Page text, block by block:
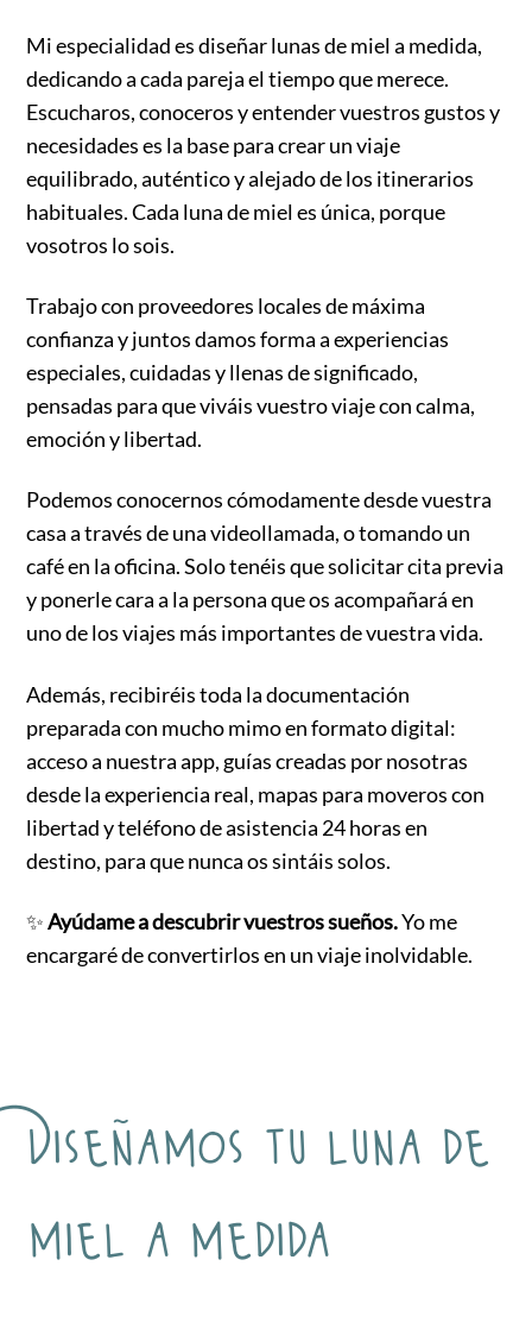
Mi especialidad es diseñar lunas de miel a medida,
dedicando a cada pareja el tiempo que merece.
Escucharos, conoceros y entender vuestros gustos y
necesidades es la base para crear un viaje
equilibrado, auténtico y alejado de los itinerarios
habituales. Cada luna de miel es única, porque
vosotros lo sois.
Trabajo con proveedores locales de máxima
confianza y juntos damos forma a experiencias
especiales, cuidadas y llenas de significado,
pensadas para que viváis vuestro viaje con calma,
emoción y libertad.
Podemos conocernos cómodamente desde vuestra
casa a través de una videollamada, o tomando un
café en la oficina. Solo tenéis que solicitar cita previa
y ponerle cara a la persona que os acompañará en
uno de los viajes más importantes de vuestra vida.
Además, recibiréis toda la documentación
preparada con mucho mimo en formato digital:
acceso a nuestra app, guías creadas por nosotras
desde la experiencia real, mapas para moveros con
libertad y teléfono de asistencia 24 horas en
destino, para que nunca os sintáis solos.
✨Ayúdame a descubrir vuestros sueños.Yo me
encargaré de convertirlos en un viaje inolvidable.
Diseñamos tu luna de
miel a medida